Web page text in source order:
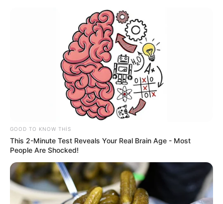
Zakir Həsənov Hava
Komandanlığına
VİDEO
Azərbaycanda orta aylıq əmək haqqı 9 %-
dən çox artıb
GOOD TO KNOW THIS
This 2-Minute Test Reveals Your Real Brain Age - Most
People Are Shocked!